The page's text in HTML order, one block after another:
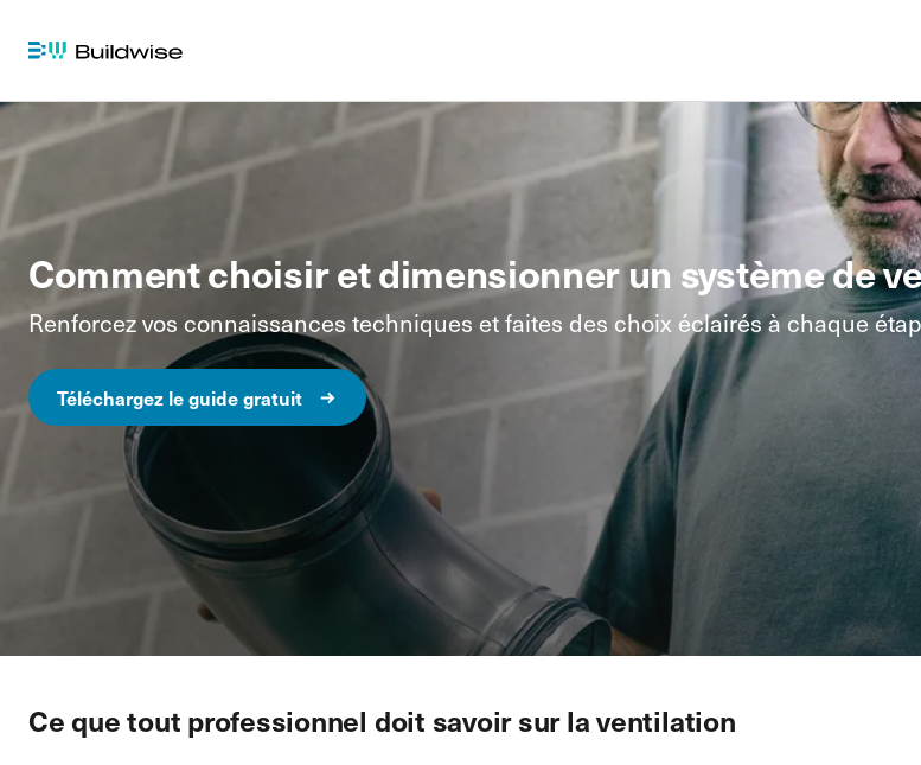
Comment choisir et dimensionner un système de
Renforcez vos connaissances techniques et faites des choix éclairés à chaque
Téléchargez le guide gratuit
Ce que tout professionnel doit savoir sur la ventilation